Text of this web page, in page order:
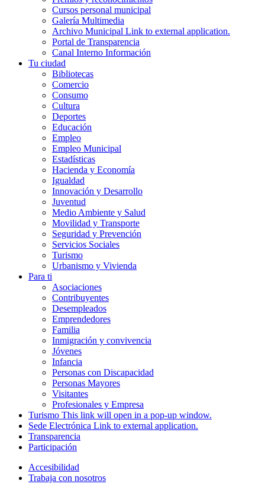
Cursos personal municipal
Galería Multimedia
Archivo Municipal Link to external application.
Portal de Transparencia
Canal Interno Información
Tu ciudad
Bibliotecas
Comercio
Consumo
Cultura
Deportes
Educación
Empleo
Empleo Municipal
Estadísticas
Hacienda y Economía
Igualdad
Innovación y Desarrollo
Juventud
Medio Ambiente y Salud
Movilidad y Transporte
Seguridad y Prevención
Servicios Sociales
Turismo
Urbanismo y Vivienda
Para ti
Asociaciones
Contribuyentes
Desempleados
Emprendedores
Familia
Inmigración y convivencia
Jóvenes
Infancia
Personas con Discapacidad
Personas Mayores
Visitantes
Profesionales y Empresa
Turismo This link will open in a pop-up window.
Sede Electrónica Link to external application.
Transparencia
Participación
Accesibilidad
Trabaja con nosotros